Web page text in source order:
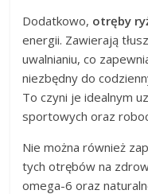
Dodatkowo, otręby
energii. Zawierają
uwalnianiu, co
niezbędny do
To czyni je idealnym
sportowych oraz
Nie można również
tych otrębów na
omega-6 oraz